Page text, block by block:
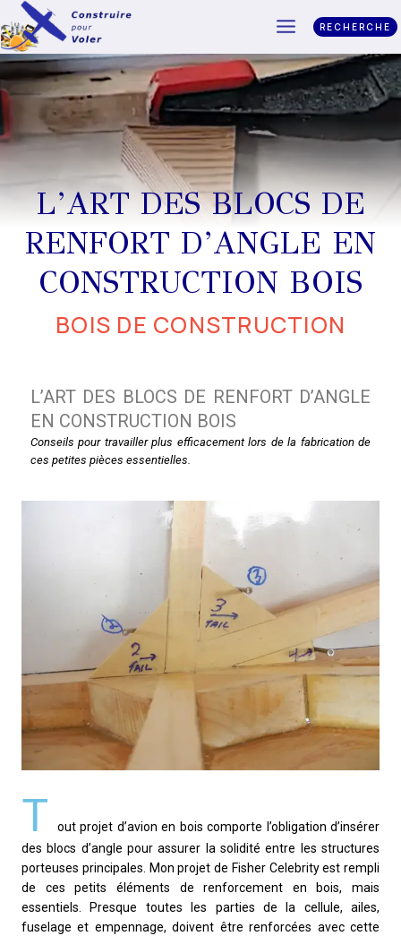
RECHERCHE
L’ART DES BLOCS DE
RENFORT D’ANGLE EN
CONSTRUCTION BOIS
BOIS DE CONSTRUCTION
L’ART DES BLOCS DE RENFORT D’ANGLE
EN CONSTRUCTION BOIS
Conseils pour travailler plus efficacement lors de la fabrication de
ces petites pièces essentielles.
T
out projet d’avion en bois comporte l’obligation d’insérer
des blocs d’angle pour assurer la solidité entre les structures
porteuses principales. Mon projet de Fisher Celebrity est rempli
de ces petits éléments de renforcement en bois, mais
essentiels. Presque toutes les parties de la cellule, ailes,
fuselage et empennage, doivent être renforcées avec cette